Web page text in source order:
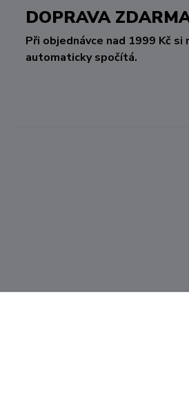
DOPRAVA
Při objednávce nad 1999 Kč
automaticky spočítá.